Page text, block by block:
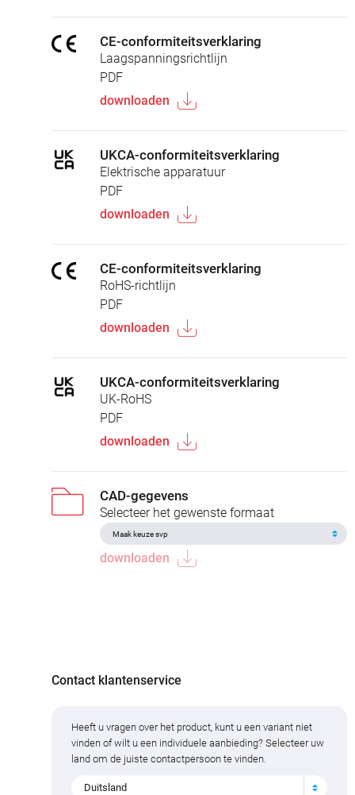
CE-conformiteitsverklaring
Laagspanningsrichtlijn
PDF
downloaden
UKCA-conformiteitsverklaring
Elektrische apparatuur
PDF
downloaden
CE-conformiteitsverklaring
RoHS-richtlijn
PDF
downloaden
UKCA-conformiteitsverklaring
UK-RoHS
PDF
downloaden
CAD-gegevens
Selecteer het gewenste formaat
downloaden
Contact klantenservice
Heeft u vragen over het product, kunt u een variant niet
vinden of wilt u een individuele aanbieding? Selecteer uw
land om de juiste contactpersoon te vinden.
Duitsland